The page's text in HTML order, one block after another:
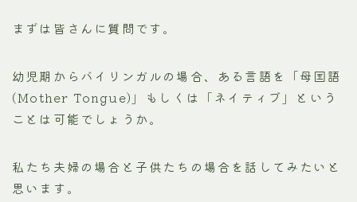
まずは皆さんに質問です。
幼児期からバイリンガルの場合、ある言語を「母国語
(Mother Tongue)」もしくは「ネイティブ」という
ことは可能でしょうか。
私たち夫婦の場合と子供たちの場合を話してみたいと
思います。